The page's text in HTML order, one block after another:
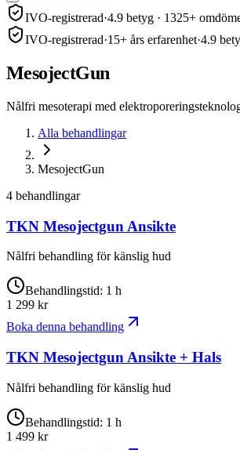
IVO-registrerad·4.9 betyg · 1325+
IVO-registrerad·15+ års erfarenhet·4.9
MesojectGun
Nålfri mesoterapi med
Alla behandlingar
MesojectGun
4 behandlingar
TKN Mesojectgun Ansikte
Nålfri behandling för känslig hud
Behandlingstid: 1 h
1 299 kr
Boka denna behandling
TKN Mesojectgun Ansikte + Hals
Nålfri behandling för känslig hud
Behandlingstid: 1 h
1 499 kr